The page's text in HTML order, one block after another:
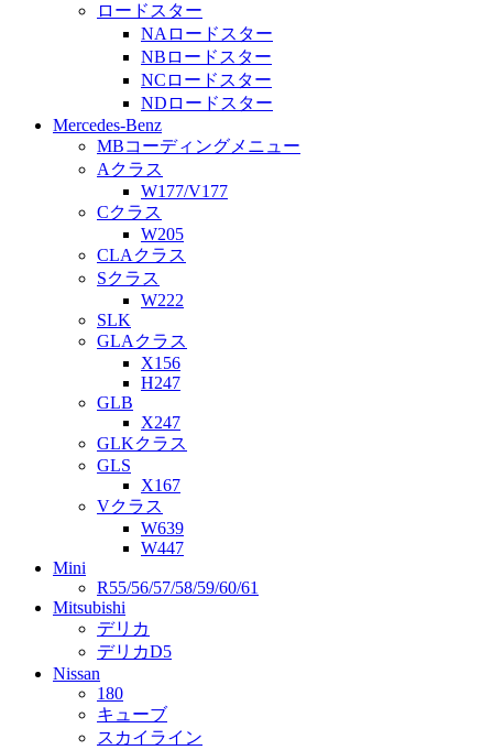
ロードスター
NAロードスター
NBロードスター
NCロードスター
NDロードスター
Mercedes-Benz
MBコーディングメニュー
Aクラス
W177/V177
Cクラス
W205
CLAクラス
Sクラス
W222
SLK
GLAクラス
X156
H247
GLB
X247
GLKクラス
GLS
X167
Vクラス
W639
W447
Mini
R55/56/57/58/59/60/61
Mitsubishi
デリカ
デリカD5
Nissan
180
キューブ
スカイライン